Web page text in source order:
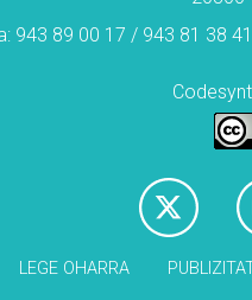
943 89 00 17 / 943 81 38
LEGE OHARRA